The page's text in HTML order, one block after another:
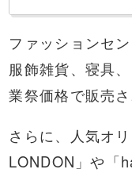
ファッションセ
服飾雑貨、寝具
業祭価格で販売さ
さらに、人気オ
LONDON」や「